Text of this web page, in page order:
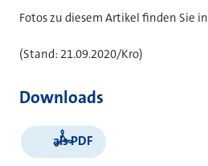
Fotos zu diesem Artikel finden Sie
(Stand: 21.09.2020/Kro)
Downloads
als PDF